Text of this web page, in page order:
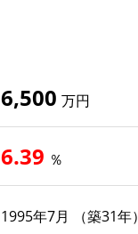
6,500 万円
6.39 ％
1995年7月 （築31年）